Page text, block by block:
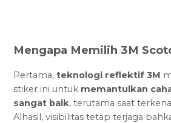
Mengapa Memilih 3M
Pertama,teknologi reflektif 3M
stiker ini untuk memantulkan
sangat baik, terutama saat
Alhasil, visibilitas tetap terjaga